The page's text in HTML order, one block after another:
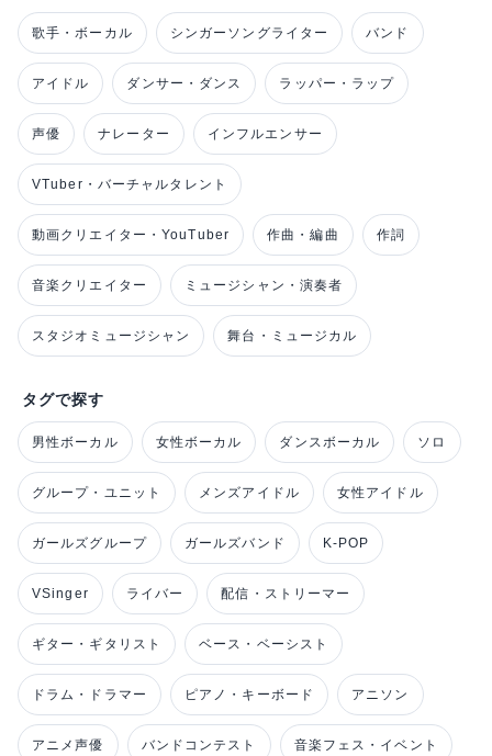
歌手・ボーカル シンガーソングライター バンド
アイドル ダンサー・ダンス ラッパー・ラップ
声優 ナレーター インフルエンサー
VTuber・バーチャルタレント
動画クリエイター・YouTuber 作曲・編曲 作詞
音楽クリエイター ミュージシャン・演奏者
スタジオミュージシャン 舞台・ミュージカル
タグで探す
男性ボーカル 女性ボーカル ダンスボーカル ソロ
グループ・ユニット メンズアイドル 女性アイドル
ガールズグループ ガールズバンド K-POP
VSinger ライバー 配信・ストリーマー
ギター・ギタリスト ベース・ベーシスト
ドラム・ドラマー ピアノ・キーボード アニソン
アニメ声優 バンドコンテスト 音楽フェス・イベント